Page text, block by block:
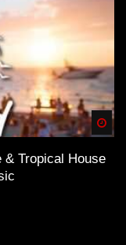
Tropical House